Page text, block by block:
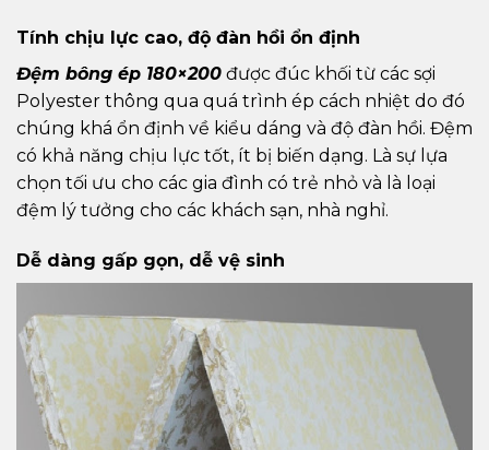
Tính chịu lực cao, độ đàn hồi ổn định
Đệm bông ép 180×200 được đúc khối từ các sợi
Polyester thông qua quá trình ép cách nhiệt do đó
chúng khá ổn định về kiểu dáng và độ đàn hồi. Đệm
có khả năng chịu lực tốt, ít bị biến dạng. Là sự lựa
chọn tối ưu cho các gia đình có trẻ nhỏ và là loại
đệm lý tưởng cho các khách sạn, nhà nghỉ.
Dễ dàng gấp gọn, dễ vệ sinh